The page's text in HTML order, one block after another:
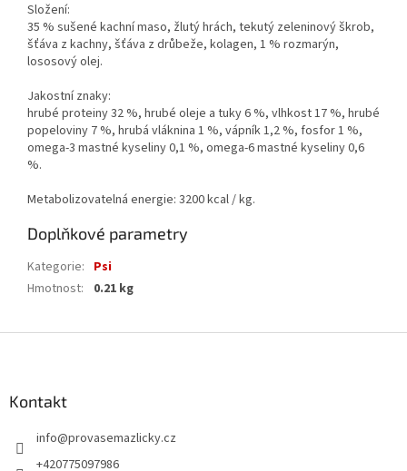
Složení:
35 % sušené kachní maso, žlutý hrách, tekutý zeleninový škrob,
šťáva z kachny, šťáva z drůbeže, kolagen, 1 % rozmarýn,
lososový olej.
Jakostní znaky:
hrubé proteiny 32 %, hrubé oleje a tuky 6 %, vlhkost 17 %, hrubé
popeloviny 7 %, hrubá vláknina 1 %, vápník 1,2 %, fosfor 1 %,
omega-3 mastné kyseliny 0,1 %, omega-6 mastné kyseliny 0,6
%.
Metabolizovatelná energie: 3200 kcal / kg.
Doplňkové parametry
Kategorie: Psi
Hmotnost: 0.21 kg
Kontakt
info@provasemazlicky.cz
+420775097986